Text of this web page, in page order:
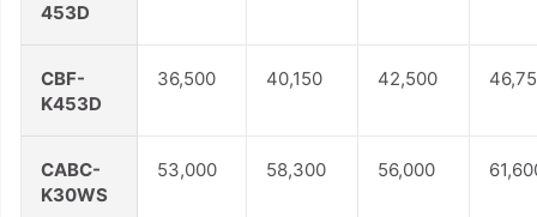
453D
CBF-
K453D
36,500 40,150 42,500
CABC-
K30WS
53,000 58,300 56,000